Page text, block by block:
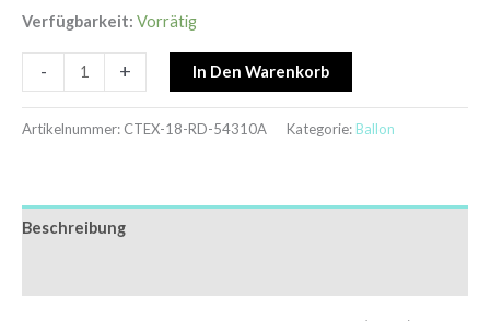
Verfügbarkeit: Vorrätig
- + In Den Warenkorb
Artikelnummer: CTEX-18-RD-54310A Kategorie: Ballon
Beschreibung